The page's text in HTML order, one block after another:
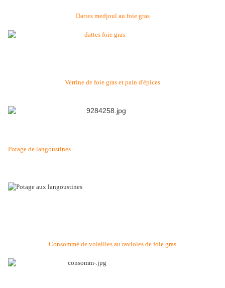
Dattes medjoul au foie gras
Verrine de foie gras et pain d'épices
Potage de langoustines
Consommé de volailles au ravioles de foie gras